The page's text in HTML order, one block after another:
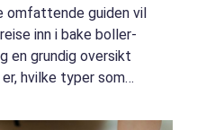
omfattende guiden vil
inn i bake boller-
en grundig oversikt
hvilke typer som
diskutere deres...